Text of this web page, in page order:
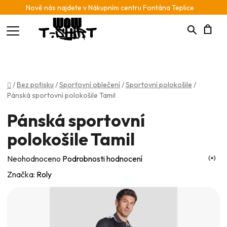
Nově nás najdete v Nákupním centru Fontána Teplice
Hledat
Domů
/Bez potisku /Sportovní oblečení/Sportovní polokošile /
Pánská sportovní polokošile Tamil
Pánská sportovní
polokošile Tamil
Průměrné
hodnocení
Neohodnoceno Podrobnosti hodnocení
Značka: Roly